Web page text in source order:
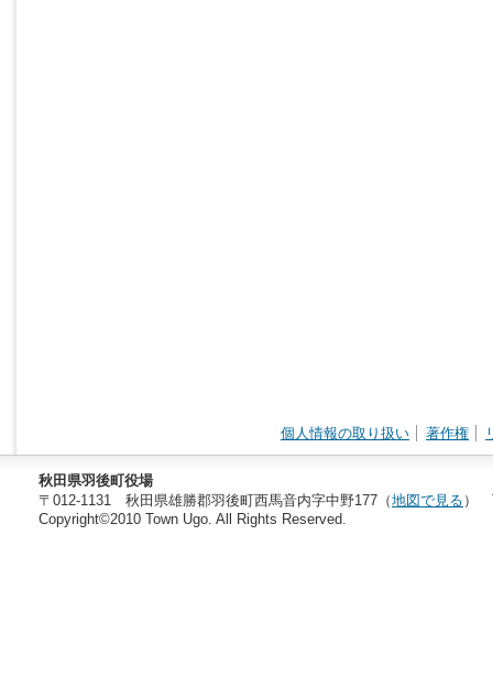
個人情報の取り扱い 著作権
秋田県羽後町役場
〒012-1131 秋田県雄勝郡羽後町西馬音内字中野177（地図で見る ）
Copyright©2010 Town Ugo. All Rights Reserved.